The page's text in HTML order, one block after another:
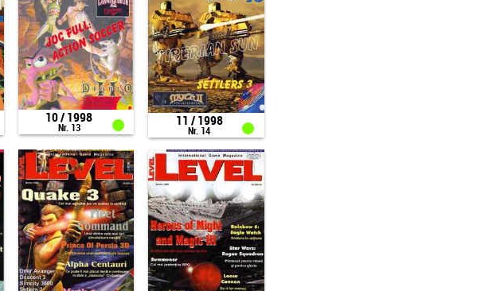
10 / 1998
Nr. 13
11 / 1998
Nr. 14